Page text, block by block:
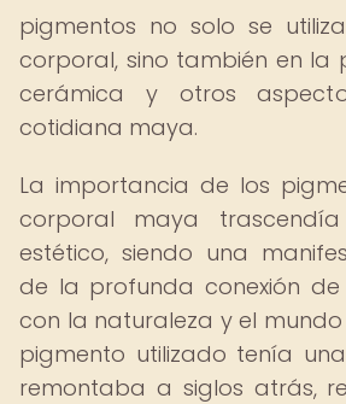
pigmentos no solo se
corporal, sino también en la
cerámica y otros
cotidiana maya.
La importancia de los
corporal maya
estético, siendo una
de la profunda conexión de
con la naturaleza y el
pigmento utilizado tenía
remontaba a siglos atrás,